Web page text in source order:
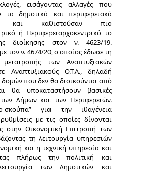
εισάγοντας αλλαγές που
τα δημοτικά και περιφερειακά
και καθιστούσαν πιο
ή Περιφερειαρχοκεντρικό το
διοίκησης στον ν. 4623/19.
τον ν. 4674/20, ο οποίος έδωσε τη
μετατροπής των Αναπτυξιακών
Αναπτυξιακούς Ο.Τ.Α., δηλαδή
που δεν θα διοικούνται από
θα υποκαταστήσουν βασικές
των Δήμων και των Περιφερειών.
σκούπα” για την ιθαγένεια
με τις οποίες δίνονται
στην Οικονομική Επιτροπή των
τη λειτουργία υπηρεσιών
και η τεχνική υπηρεσία και
πλήρως την πολιτική και
των Δημοτικών και